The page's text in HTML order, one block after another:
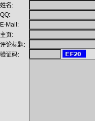
姓名:
QQ:
E-Mail:
主页:
评论标题:
验证码: